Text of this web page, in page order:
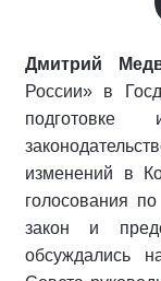
Дмитрий
России» в
изменений в
голосования
закон и
обсуждались